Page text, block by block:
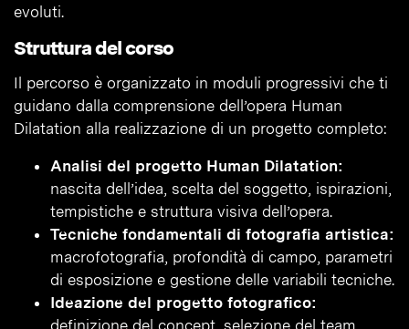
evoluti.
Struttura del corso
Il percorso è organizzato in moduli progressivi che ti
guidano dalla comprensione dell’opera Human
Dilatation alla realizzazione di un progetto completo:
Analisi del progetto Human Dilatation:
nascita dell’idea, scelta del soggetto, ispirazioni,
tempistiche e struttura visiva dell’opera.
Tecniche fondamentali di fotografia artistica:
macrofotografia, profondità di campo, parametri
di esposizione e gestione delle variabili tecniche.
Ideazione del progetto fotografico: